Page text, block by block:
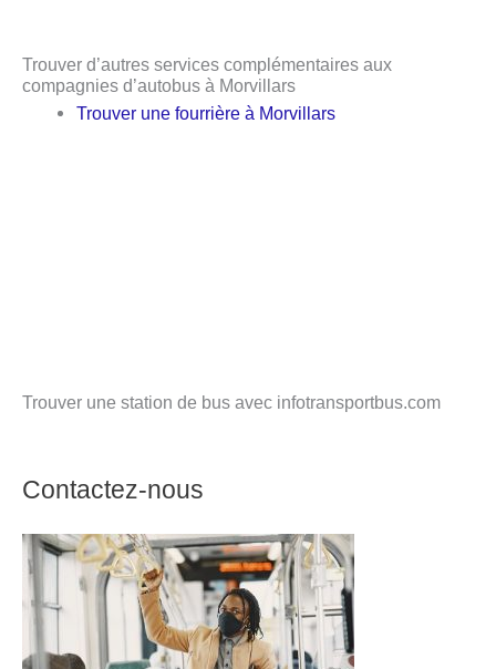
Trouver d’autres services complémentaires aux
compagnies d’autobus à Morvillars
Trouver une fourrière à Morvillars
Trouver une station de bus avec infotransportbus.com
Contactez-nous